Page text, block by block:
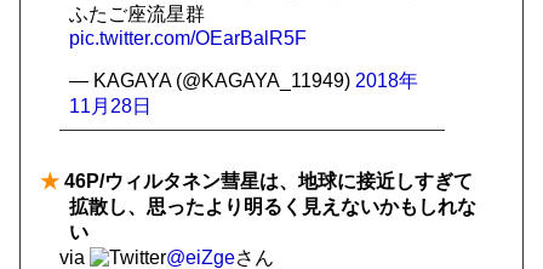
ふたご座流星群
pic.twitter.com/OEarBalR5F
— KAGAYA (@KAGAYA_11949) 2018年
11月28日
★ 46P/ウィルタネン彗星は、地球に接近しすぎて
拡散し、思ったより明るく見えないかもしれな
い
via
@eiZgeさん